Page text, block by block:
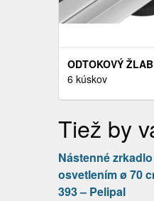
ODTOKOVÝ
FLAT 50 CM -
6 kúskov
Tiež by
Nástenné
osvetlením ø 70
393 – Pelipal